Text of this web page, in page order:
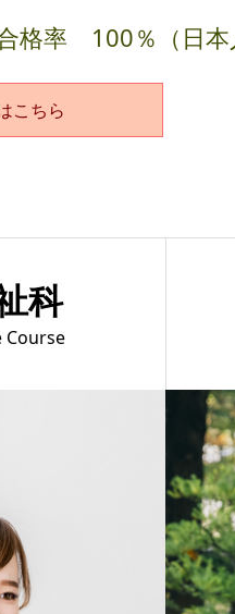
格率 100％（日本
こちら
科
Course